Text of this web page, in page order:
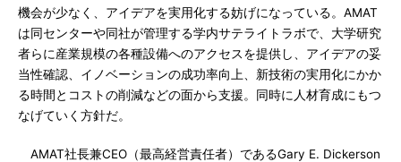
機会が少なく、アイデアを実用化する妨げになっている。AMAT
は同センターや同社が管理する学内サテライトラボで、大学研究
者らに産業規模の各種設備へのアクセスを提供し、アイデアの妥
当性確認、イノベーションの成功率向上、新技術の実用化にかか
る時間とコストの削減などの面から支援。同時に人材育成にもつ
なげていく方針だ。
AMAT社長兼CEO（最高経営責任者）であるGary E. Dickerson